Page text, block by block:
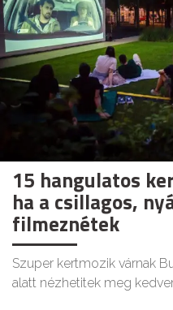
15 hangulatos
ha a csillagos,
filmeznétek
Szuper kertmozik várnak
alatt nézhetitek meg